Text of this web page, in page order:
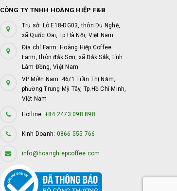
CÔNG TY TNHH HOÀNG HIỆP F&B
Trụ sở: Lô E18-DG03, thôn Du Nghệ,
xã Quốc Oai, Tp.Hà Nội, Việt Nam
Địa chỉ Farm: Hoàng Hiệp Coffee
Farm, thôn đắk Sơn, xã Đắk Sắk, tỉnh
Lâm Đồng, Việt Nam
VP Miền Nam: 46/1 Trần Thị Năm,
phường Trung Mỹ Tây, Tp.Hồ Chí Minh,
Việt Nam
Hotline: +84 2473 098 898
Kinh Doanh: 0866 555 766
info@hoanghiepcoffee.com